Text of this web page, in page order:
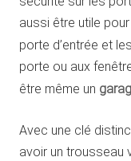
aussi être utile
porte d’entrée et
porte ou aux
être même un
Avec une clé
avoir un trousseau